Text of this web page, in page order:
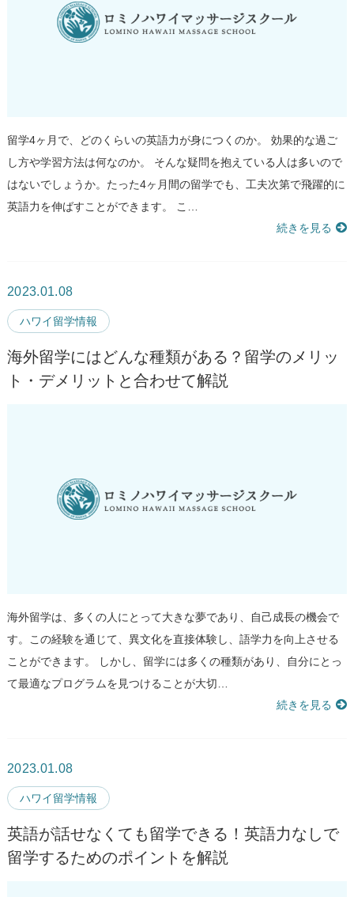
留学4ヶ月で、どのくらいの英語力が身につくのか。 効果的な過ご
し方や学習方法は何なのか。 そんな疑問を抱えている人は多いので
はないでしょうか。たった4ヶ月間の留学でも、工夫次第で飛躍的に
英語力を伸ばすことができます。 こ…
続きを見る
2023.01.08
ハワイ留学情報
海外留学にはどんな種類がある？留学のメリッ
ト・デメリットと合わせて解説
海外留学は、多くの人にとって大きな夢であり、自己成長の機会で
す。この経験を通じて、異文化を直接体験し、語学力を向上させる
ことができます。 しかし、留学には多くの種類があり、自分にとっ
て最適なプログラムを見つけることが大切…
続きを見る
2023.01.08
ハワイ留学情報
英語が話せなくても留学できる！英語力なしで
留学するためのポイントを解説